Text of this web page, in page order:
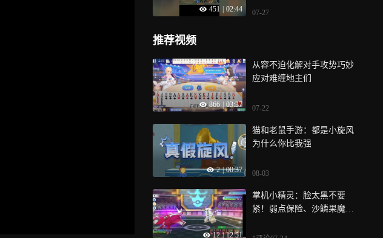
451 02:44 07-27
推荐视频
866 03:37
从容不迫化解对手攻势巧妙
应对难缠地主们
07-22
2 | 00:37
猫和老鼠手游：都是小旋风
为什么你比我强
08-03
12 | 12:51
掌机小精灵：脸太黑不要
紧！弱点保险、沙鳞果魔改